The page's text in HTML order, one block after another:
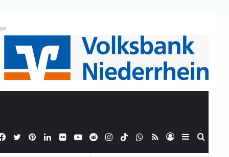
Sidebar
Anmelden
RSS
WhatsApp
TikTok
Instagram
Reddit
YouTube
Flickr
LinkedIn
Pinterest
Twitter
Facebook